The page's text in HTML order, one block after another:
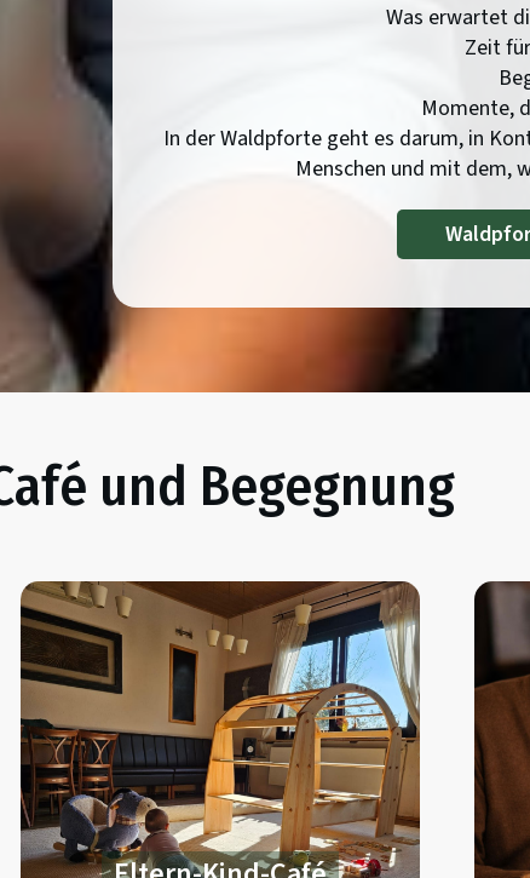
Was erwartet
Zeit
Momente,
In der Waldpforte geht es darum, in
Menschen und mit dem,
und Begegnung